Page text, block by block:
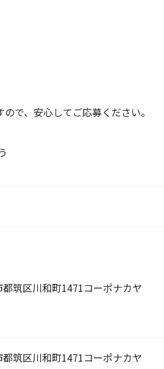
で、安心してご応募ください。
筑区川和町1471コーポナカヤ
筑区川和町1471コーポナカヤ